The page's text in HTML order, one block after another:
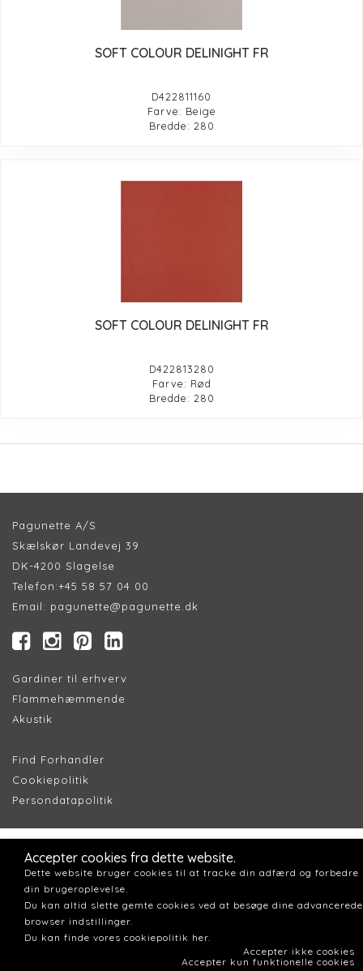
SOFT COLOUR DELINIGHT FR
D422811160
Farve: Beige
Bredde: 280
SOFT COLOUR DELINIGHT FR
D422813280
Farve: Rød
Bredde: 280
Pagunette A/S
Skælskør Landevej 39
DK-4200 Slagelse
Telefon:+45 58 57 04 00
Email: pagunette@pagunette.dk
Gardiner til erhverv
Flammehæmmende
Akustik
Find Forhandler
Cookiepolitik
Persondatapolitik
Accepter cookies fra dette website.
Dette website bruger cookies til at tracke din adfærd og forbedre
din brugeroplevelse.
Du kan altid slette gemte cookies ved at besøge dine advancerede
browser indstillinger.
Du kan finde vores cookiepolitik her.
Accepter ikke cookies
Accepter kun funktionelle cookies